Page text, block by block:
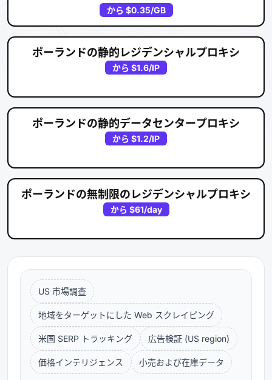
から $0.35/GB
ポーランドの静的レジデンシャルプロキシ
から $1.6/IP
ポーランドの静的データセンタープロキシ
から $1.2/IP
ポーランドの無制限のレジデンシャルプロキシ
から $61/day
US 市場調査
地域をターゲットにした Web スクレイピング
米国 SERP トラッキング 広告検証 (US region)
価格インテリジェンス 小売および在庫データ